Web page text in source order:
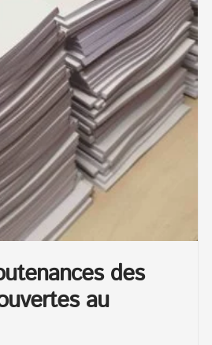
des
au